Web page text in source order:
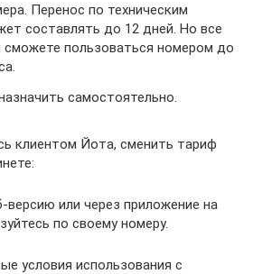
Перенос по техническим
составлять до 12 дней. Но все
сможете пользоваться номером до
самостоятельно.
клиентом Йота, сменить тариф
версию или через приложение на
по своему номеру.
условия использования с